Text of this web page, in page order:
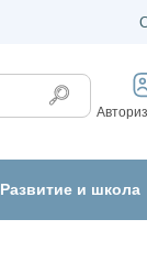
Развитие и школа